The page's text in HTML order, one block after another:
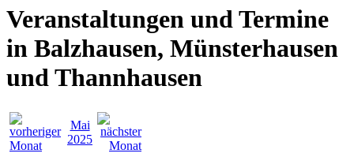
Veranstaltungen und Termine
in Balzhausen, Münsterhausen
und Thannhausen
Mai
2025